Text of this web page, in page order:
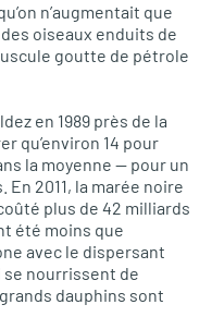
n’augmentait que
oiseaux enduits de
goutte de pétrole
en 1989 près de la
qu’environ 14 pour
la moyenne — pour un
2011, la marée noire
plus de 42 milliards
été moins que
avec le dispersant
se nourrissent de
dauphins sont